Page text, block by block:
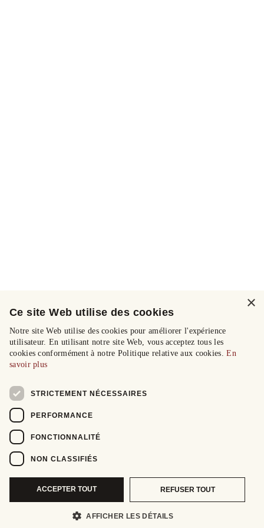
×
Ce site Web utilise des cookies
Notre site Web utilise des cookies pour améliorer l'expérience
utilisateur. En utilisant notre site Web, vous acceptez tous les
cookies conformément à notre Politique relative aux cookies.En
savoir plus
STRICTEMENT NÉCESSAIRES
PERFORMANCE
FONCTIONNALITÉ
NON CLASSIFIÉS
ACCEPTER TOUT REFUSER TOUT
AFFICHER LES DÉTAILS